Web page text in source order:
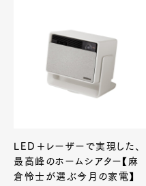
LED＋レーザーで実現した、
最高峰のホームシアター【麻
倉怜士が選ぶ今月の家電】